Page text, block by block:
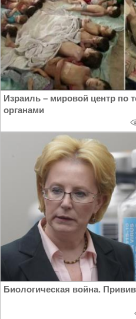
Израиль – мировой центр по
органами
Биологическая война.